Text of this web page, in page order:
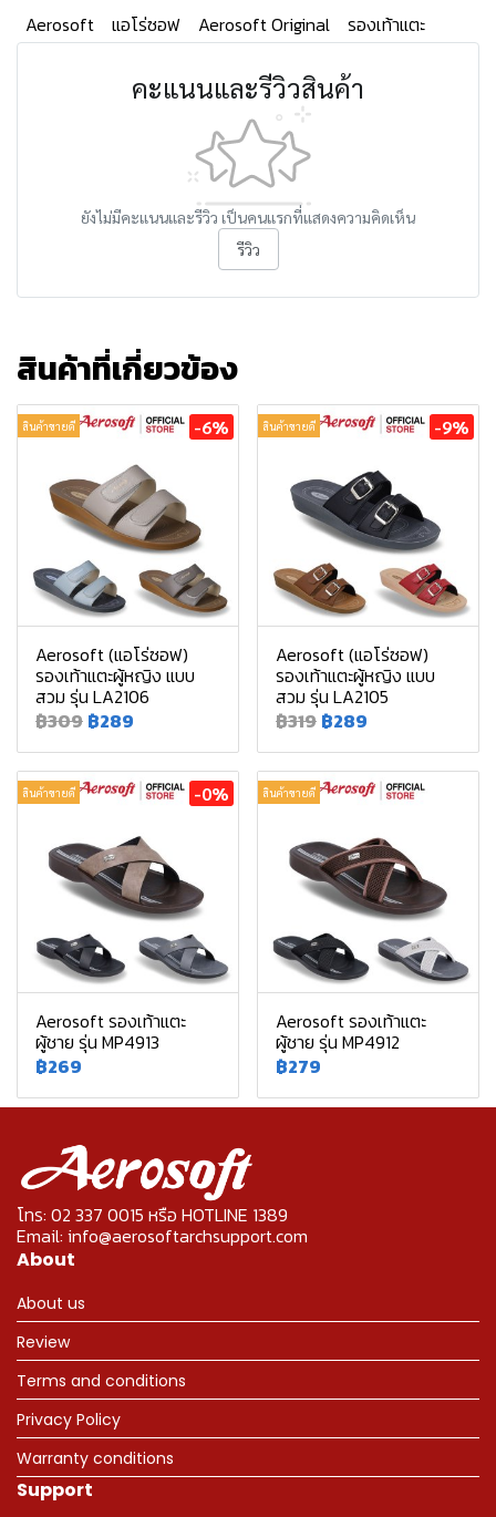
Aerosoft แอโร่ซอฟ Aerosoft Original รองเท้าแตะ
คะแนนและรีวิวสินค้า
ยังไม่มีคะแนนและรีวิว เป็นคนแรกที่แสดงความคิดเห็น
รีวิว
สินค้าที่เกี่ยวข้อง
สินค้าขายดี -6%
Aerosoft (แอโร่ซอฟ)
รองเท้าแตะผู้หญิง แบบ
สวม รุ่น LA2106
฿309 ฿289
สินค้าขายดี -9%
Aerosoft (แอโร่ซอฟ)
รองเท้าแตะผู้หญิง แบบ
สวม รุ่น LA2105
฿319 ฿289
สินค้าขายดี -0%
Aerosoft รองเท้าแตะ
ผู้ชาย รุ่น MP4913
฿269
สินค้าขายดี
Aerosoft รองเท้าแตะ
ผู้ชาย รุ่น MP4912
฿279
โทร: 02 337 0015 หรือ HOTLINE 1389
Email: info@aerosoftarchsupport.com
About
About us
Review
Terms and conditions
Privacy Policy
Warranty conditions
Support